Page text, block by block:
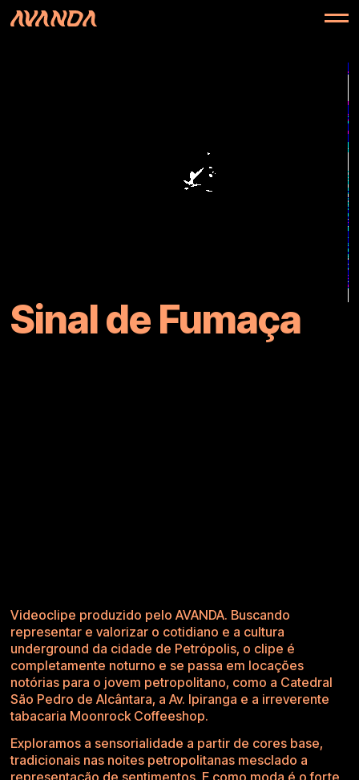
Sinal de Fumaça
Videoclipe produzido pelo AVANDA. Buscando
representar e valorizar o cotidiano e a cultura
underground da cidade de Petrópolis, o clipe é
completamente noturno e se passa em locações
notórias para o jovem petropolitano, como a Catedral
São Pedro de Alcântara, a Av. Ipiranga e a irreverente
tabacaria Moonrock Coffeeshop.
Exploramos a sensorialidade a partir de cores base,
tradicionais nas noites petropolitanas mesclado a
representação de sentimentos. E como moda é o forte